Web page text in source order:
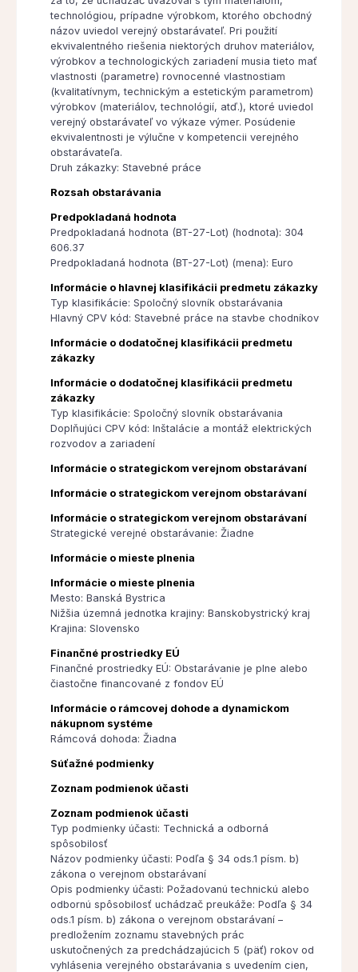
technológiou, prípadne výrobkom, ktorého obchodný
názov uviedol verejný obstarávateľ. Pri použití
ekvivalentného riešenia niektorých druhov materiálov,
výrobkov a technologických zariadení musia tieto mať
vlastnosti (parametre) rovnocenné vlastnostiam
(kvalitatívnym, technickým a estetickým parametrom)
výrobkov (materiálov, technológií, atď.), ktoré uviedol
verejný obstarávateľ vo výkaze výmer. Posúdenie
ekvivalentnosti je výlučne v kompetencii verejného
obstarávateľa.
Druh zákazky: Stavebné práce
Rozsah obstarávania
Predpokladaná hodnota
Predpokladaná hodnota (BT-27-Lot) (hodnota): 304
606.37
Predpokladaná hodnota (BT-27-Lot) (mena): Euro
Informácie o hlavnej klasifikácii predmetu zákazky
Typ klasifikácie: Spoločný slovník obstarávania
Hlavný CPV kód: Stavebné práce na stavbe chodníkov
Informácie o dodatočnej klasifikácii predmetu
zákazky
Informácie o dodatočnej klasifikácii predmetu
zákazky
Typ klasifikácie: Spoločný slovník obstarávania
Doplňujúci CPV kód: Inštalácie a montáž elektrických
rozvodov a zariadení
Informácie o strategickom verejnom obstarávaní
Informácie o strategickom verejnom obstarávaní
Informácie o strategickom verejnom obstarávaní
Strategické verejné obstarávanie: Žiadne
Informácie o mieste plnenia
Informácie o mieste plnenia
Mesto: Banská Bystrica
Nižšia územná jednotka krajiny: Banskobystrický kraj
Krajina: Slovensko
Finančné prostriedky EÚ
Finančné prostriedky EÚ: Obstarávanie je plne alebo
čiastočne financované z fondov EÚ
Informácie o rámcovej dohode a dynamickom
nákupnom systéme
Rámcová dohoda: Žiadna
Súťažné podmienky
Zoznam podmienok účasti
Zoznam podmienok účasti
Typ podmienky účasti: Technická a odborná
spôsobilosť
Názov podmienky účasti: Podľa § 34 ods.1 písm. b)
zákona o verejnom obstarávaní
Opis podmienky účasti: Požadovanú technickú alebo
odbornú spôsobilosť uchádzač preukáže: Podľa § 34
ods.1 písm. b) zákona o verejnom obstarávaní –
predložením zoznamu stavebných prác
uskutočnených za predchádzajúcich 5 (päť) rokov od
vyhlásenia verejného obstarávania s uvedením cien,